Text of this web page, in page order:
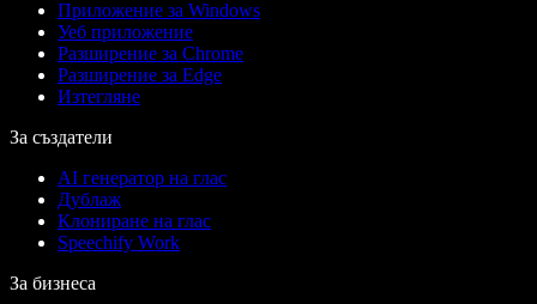
Приложение за Windows
Уеб приложение
Разширение за Chrome
Разширение за Edge
Изтегляне
За създатели
AI генератор на глас
Дублаж
Клониране на глас
Speechify Work
За бизнеса